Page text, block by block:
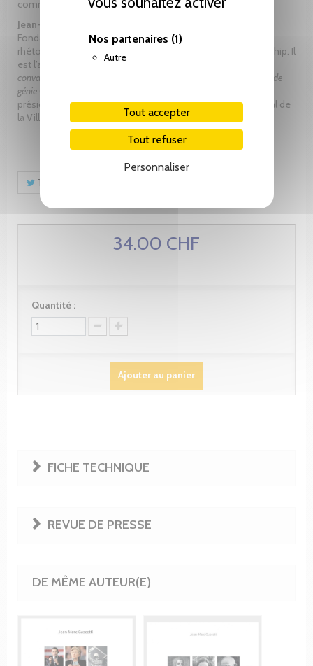
Nos partenaires (1)
Autre
Tout accepter
Tout refuser
Personnaliser
commerce, d’industrie et des services de Genève.
Jean-Marc Guscetti
Fondateur de JMG Formation et de l’École romande de
rhétorique, il est spécialisé en communication et en leadership. Il
est l’auteur des formations et des livres
convaincre par le récit
Le coup de
génie
président de Swiss Marketing Genève et conseiller municipal de
la Ville de Genève.
Tweet
34.00 CHF
Quantité :
Ajouter au panier
FICHE TECHNIQUE
REVUE DE PRESSE
DE MÊME AUTEUR(E)